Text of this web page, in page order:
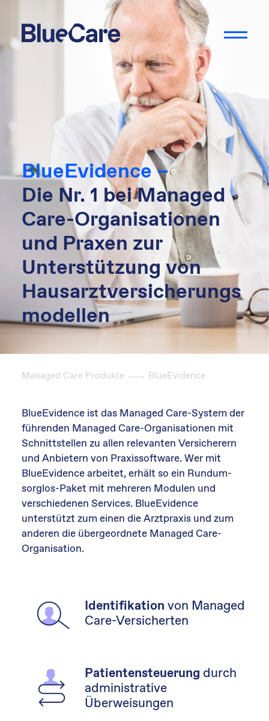
BlueEvidence –
Die Nr. 1 bei Managed
Care-Organisationen
und Praxen zur
Unterstützung von
Hausarztversicherungs
modellen
Managed Care Produkte BlueEvidence
BlueEvidence ist das Managed Care-System der
führenden Managed Care-Organisationen mit
Schnittstellen zu allen relevanten Versicherern
und Anbietern von Praxissoftware. Wer mit
BlueEvidence arbeitet, erhält so ein Rundum-
sorglos-Paket mit mehreren Modulen und
verschiedenen Services. BlueEvidence
unterstützt zum einen die Arztpraxis und zum
anderen die übergeordnete Managed Care-
Organisation.
Identifikation von Managed
Care-Versicherten
Patientensteuerung durch
administrative
Überweisungen